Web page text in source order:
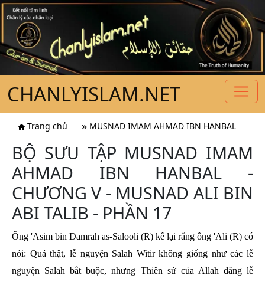
CHANLYISLAM.NET
Trang chủ MUSNAD IMAM AHMAD IBN HANBAL
BỘ SƯU TẬP MUSNAD IMAM
AHMAD IBN HANBAL -
CHƯƠNG V - MUSNAD ALI BIN
ABI TALIB - PHẦN 17
Ông 'Asim bin Damrah as-Salooli (R) kể lại rằng ông 'Ali (R) có
nói: Quả thật, lễ nguyện Salah Witir không giống như các lễ
nguyện Salah bắt buộc, nhưng Thiên sứ của Allah dâng lễ